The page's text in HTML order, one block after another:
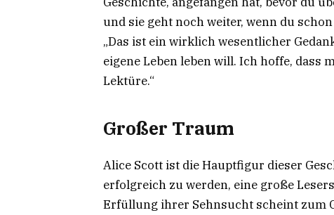
und sie geht noch weiter, wenn du
„Das ist ein wirklich wesentlicher
eigene Leben leben will. Ich hoffe, dass
Lektüre.“
Großer Traum
Alice Scott ist die Hauptfigur dieser
erfolgreich zu werden, eine große
Erfüllung ihrer Sehnsucht scheint zum